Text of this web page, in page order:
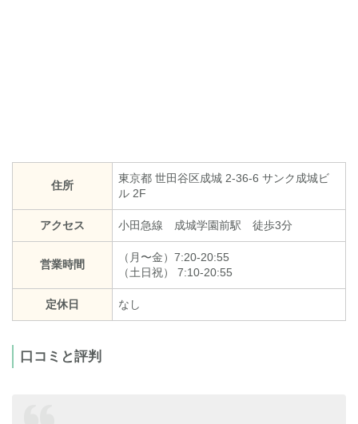
住所
東京都 世田谷区成城 2-36-6 サンク成城ビ
ル 2F
アクセス 小田急線 成城学園前駅 徒歩3分
営業時間
（月〜金）7:20-20:55
（土日祝） 7:10-20:55
定休日 なし
口コミと評判